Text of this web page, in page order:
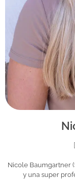
Nicole Baumgartner
y una super